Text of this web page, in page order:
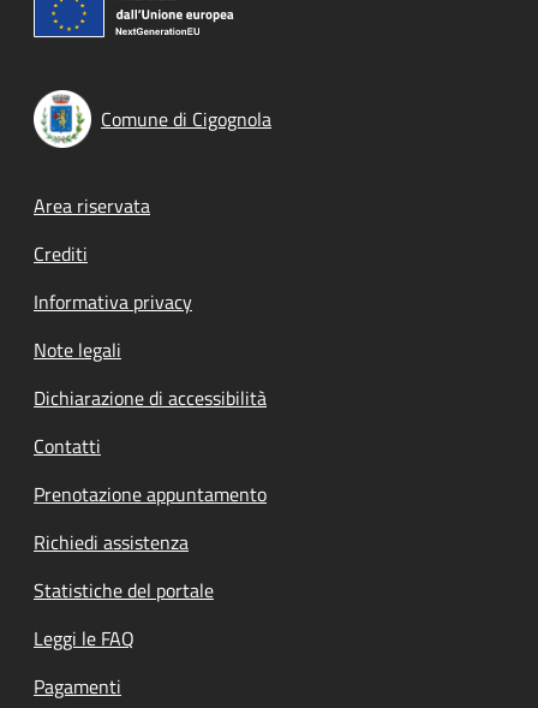
Comune di Cigognola
Footer menu
Area riservata
Crediti
Informativa privacy
Note legali
Dichiarazione di accessibilità
Contatti
Prenotazione appuntamento
Richiedi assistenza
Statistiche del portale
Leggi le FAQ
Pagamenti